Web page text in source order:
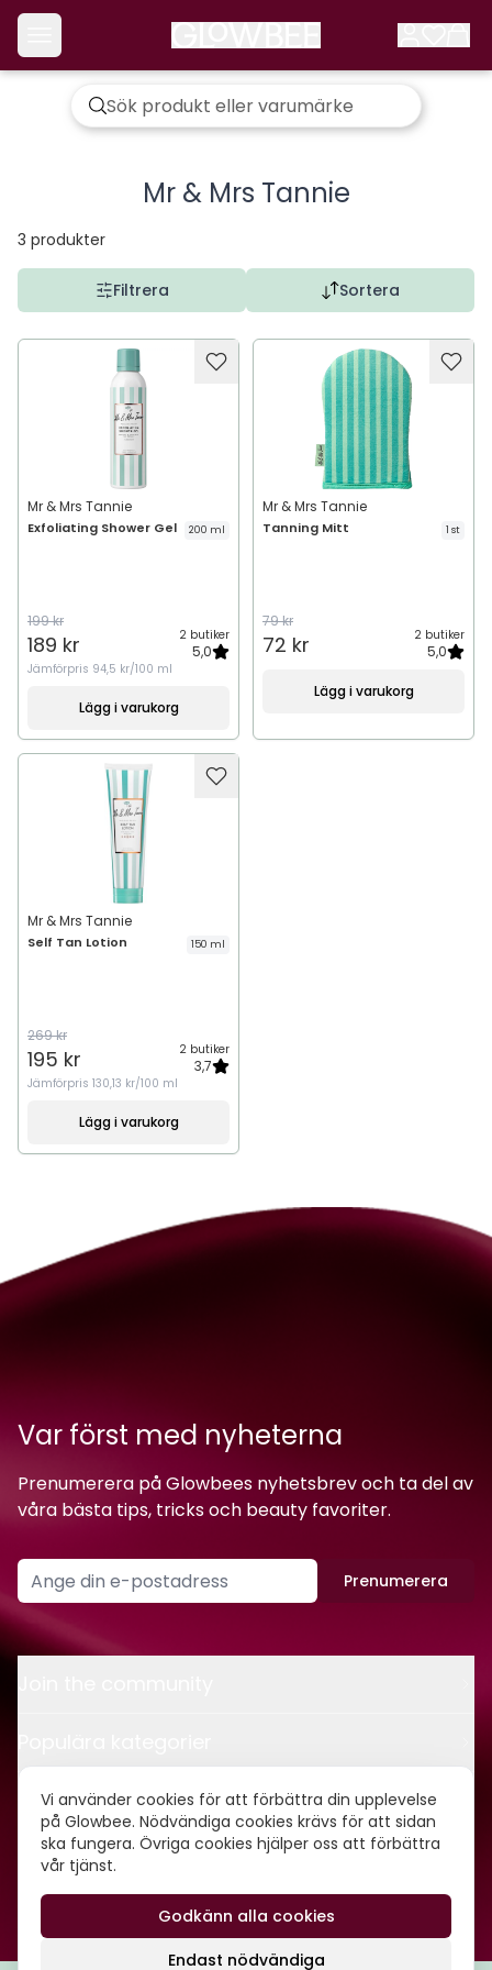
Vi använder cookies för att förbättra din upplevelse
på Glowbee. Nödvändiga cookies krävs för att sidan
ska fungera. Övriga cookies hjälper oss att förbättra
vår tjänst.
Endast nödvändiga
Godkänn alla cookies
Mr & Mrs Tannie
3 produkter
Filtrera Sortera
Mr & Mrs Tannie
Exfoliating Shower Gel 200 ml
199 kr
189 kr 2 butiker
5,0
Jämförpris 94,5 kr/100 ml
Lägg i varukorg
Mr & Mrs Tannie
Tanning Mitt 1 st
79 kr
72 kr 2 butiker
5,0
Lägg i varukorg
Mr & Mrs Tannie
Self Tan Lotion 150 ml
269 kr
195 kr 2 butiker
3,7
Jämförpris 130,13 kr/100 ml
Lägg i varukorg
Var först med nyheterna
Prenumerera på Glowbees nyhetsbrev och ta del av
våra bästa tips, tricks och beauty favoriter.
Prenumerera
Kontakt
Om oss
©2026Glowbee AB • Org.nr: 559540-5837